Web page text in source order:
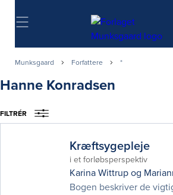
Søg
Munksgaard Forfattere *
Hanne Konradsen
FILTRÉR
Kræftsygepleje
i et forløbsperspektiv
Karina Wittrup og
Bogen beskriver de